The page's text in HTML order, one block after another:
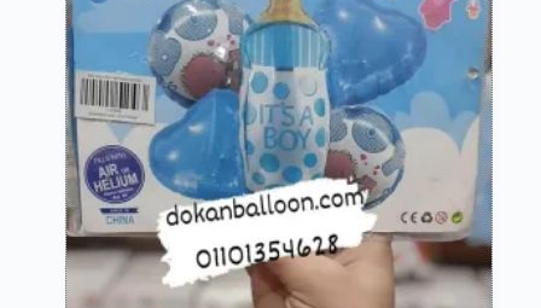
صفحة
المنتج